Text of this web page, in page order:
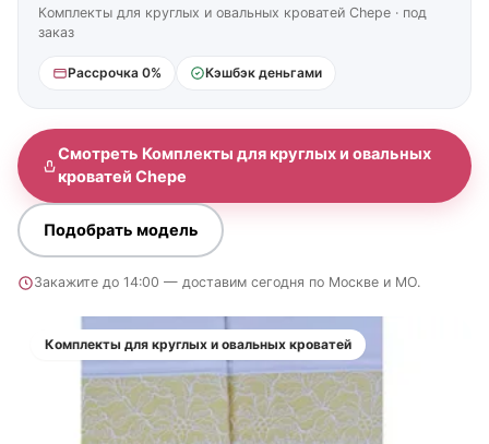
Комплекты для круглых и овальных кроватей Chepe · под
заказ
Рассрочка 0% Кэшбэк деньгами
Смотреть Комплекты для круглых и овальных
кроватей Chepe
Подобрать модель
Закажите до 14:00 — доставим сегодня по Москве и МО.
Комплекты для круглых и овальных кроватей